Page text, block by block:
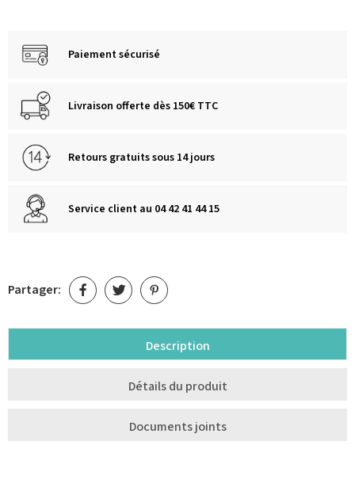
Paiement sécurisé
Livraison offerte dès 150€ TTC
Retours gratuits sous 14 jours
Service client au 04 42 41 44 15
Partager:
Description
Détails du produit
Documents joints